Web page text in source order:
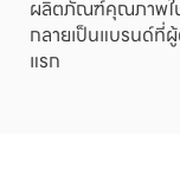
ผลิตภัณฑ์คุณภาพใ
กลายเป็นแบรนด์ที่
แรก